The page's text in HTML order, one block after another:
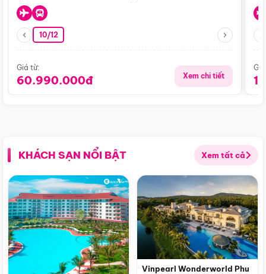
10/12
Giá từ:
60.990.000đ Xem chi tiết
KHÁCH SẠN NỔI BẬT Xem tất cả
Vinpearl Wonderworld Phu